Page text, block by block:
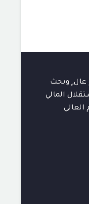
عال ٍ وبحث
المالي
العالي